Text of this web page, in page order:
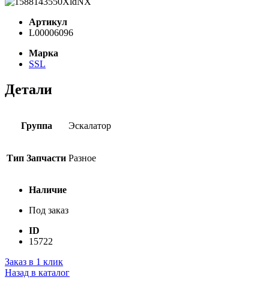
Артикул
L00006096
Марка
SSL
Детали
Группа Эскалатор
Тип Запчасти Разное
Наличие
Под заказ
ID
15722
Заказ в 1 клик
Назад в каталог